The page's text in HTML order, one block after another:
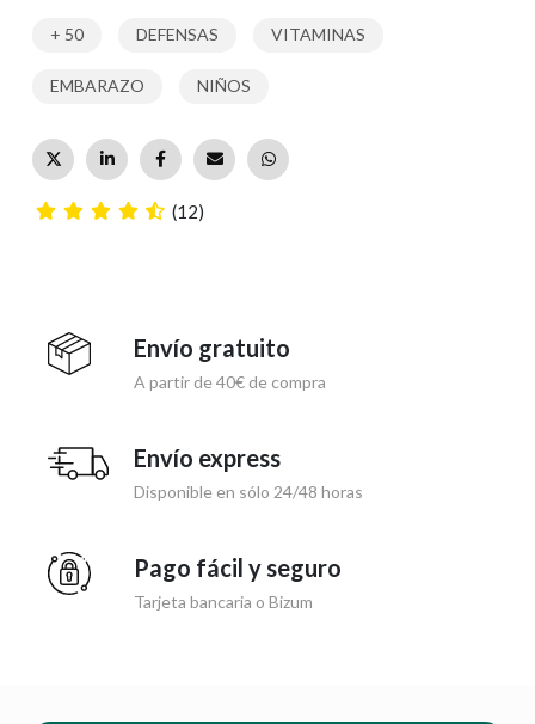
+ 50 DEFENSAS VITAMINAS
EMBARAZO NIÑOS
(12)
Envío gratuito
A partir de 40€ de compra
Envío express
Disponible en sólo 24/48 horas
Pago fácil y seguro
Tarjeta bancaria o Bizum